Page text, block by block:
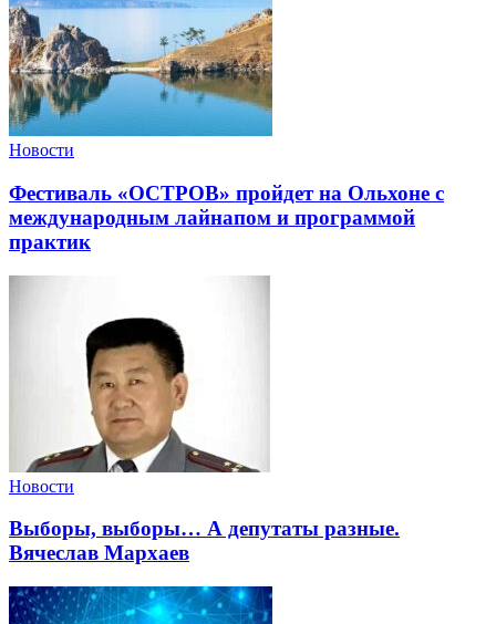
Новости
Фестиваль «ОСТРОВ» пройдет на Ольхоне с
международным лайнапом и программой
практик
Новости
Выборы, выборы… А депутаты разные.
Вячеслав Мархаев